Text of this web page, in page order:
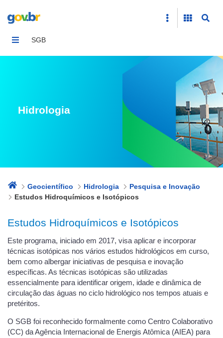
SGB
Hidrologia
Geocientífico Hidrologia
Pesquisa e Inovação
Estudos Hidroquímicos e Isotópicos
Estudos Hidroquímicos e Isotópicos
Este programa, iniciado em 2017, visa aplicar e incorporar
técnicas isotópicas nos vários estudos hidrológicos em curso,
bem como albergar iniciativas de pesquisa e inovação
específicas. As técnicas isotópicas são utilizadas
essencialmente para identificar origem, idade e dinâmica de
circulação das águas no ciclo hidrológico nos tempos atuais e
pretéritos.
O SGB foi reconhecido formalmente como Centro Colaborativo
(CC) da Agência Internacional de Energis Atômica (AIEA) para